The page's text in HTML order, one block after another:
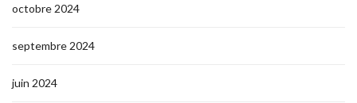
octobre 2024
septembre 2024
juin 2024